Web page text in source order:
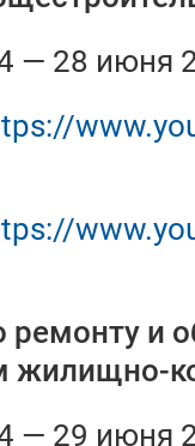
— 28 июня
ремонту и
жилищно-
— 29 июня